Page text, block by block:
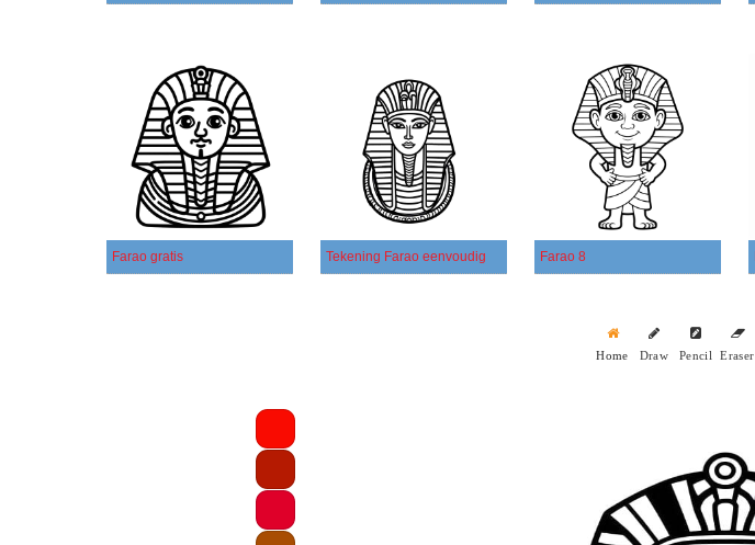
Farao gratis Tekening Farao eenvoudig Farao 8
Home Draw Pencil Eraser